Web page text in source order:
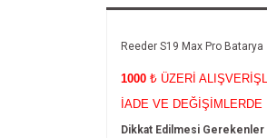
Reeder S19 Max Pro Batarya
1000 ₺ ÜZERİ
İADE VE DEĞİŞİMLERDE
Dikkat Edilmesi Gerekenler